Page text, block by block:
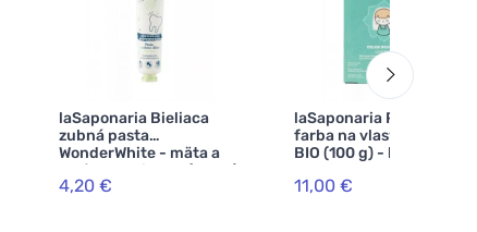
laSaponaria Bieliaca
zubná pasta
WonderWhite - mäta a
aktívne uhlie BIO (75 ml)
4,20 €
laSaponaria Prírodná
farba na vlasy Lakshmi
BIO (100 g) - lieskový
11,00 €